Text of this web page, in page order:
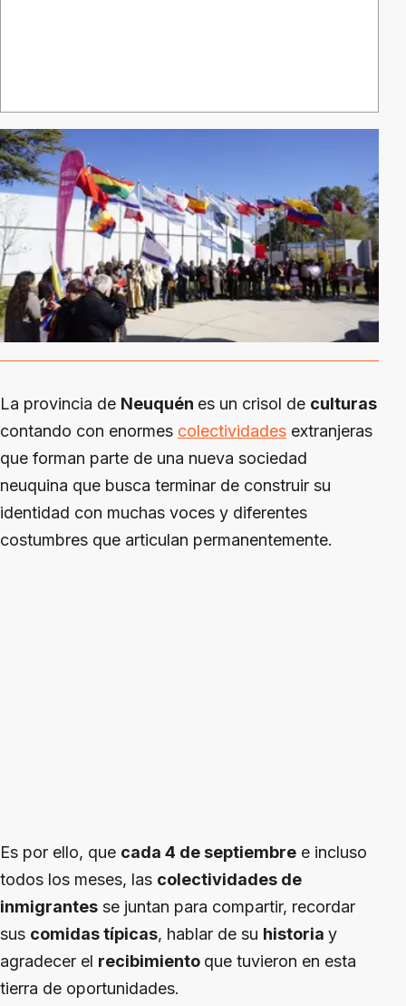
La provincia de Neuquén es un crisol de culturas
contando con enormes colectividades extranjeras
que forman parte de una nueva sociedad
neuquina que busca terminar de construir su
identidad con muchas voces y diferentes
costumbres que articulan permanentemente.
Es por ello, que cada 4 de septiembre e incluso
todos los meses, las colectividades de
inmigrantes se juntan para compartir, recordar
sus comidas típicas, hablar de su historia y
agradecer el recibimiento que tuvieron en esta
tierra de oportunidades.